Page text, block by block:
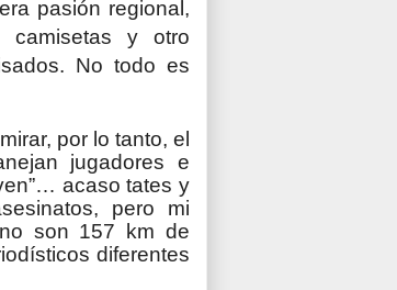
pasión regional,
y otro
No todo es
por lo tanto, el
jugadores e
acaso tates y
pero mi
son 157 km de
diferentes